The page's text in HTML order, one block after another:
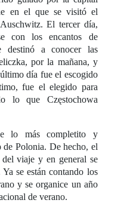
en el que se visitó el
El tercer día,
con los encantos de
destinó a conocer las
por la mañana, y
día fue el escogido
fue el elegido para
lo que Częstochowa
lo más completito y
de Polonia. De hecho, el
viaje y en general se
se están contando los
y se organice un año
de verano.